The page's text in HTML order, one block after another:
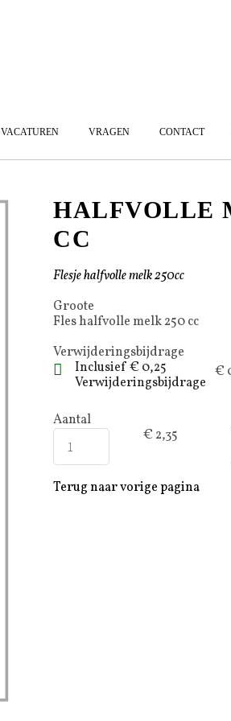
VACATUREN VRAGEN CONTACT
HALFVOLLE
CC
Flesje halfvolle melk 250cc
Groote
Fles halfvolle melk 250 cc
Verwijderingsbijdrage
Inclusief € 0,25
Verwijderingsbijdrage
€
Aantal
€ 2,35
Terug naar vorige pagina